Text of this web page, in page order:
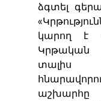
ձգտել
կարող է
Կրթական
տալիս